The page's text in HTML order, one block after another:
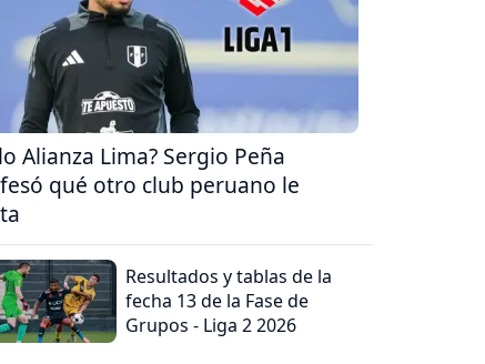
Alianza Lima? Sergio Peña
qué otro club peruano le
Resultados y tablas de la
fecha 13 de la Fase de
Grupos - Liga 2 2026